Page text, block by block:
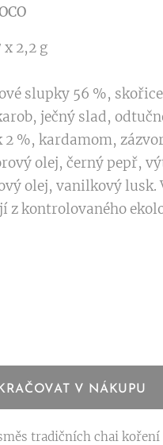
x 2,2 g
slupky 56 %, skořice
ječný slad,
2 %, kardamom,
olej, černý pepř,
olej, vanilkový lusk.
z kontrolovaného
V NÁKUPU
tradičních chai koření